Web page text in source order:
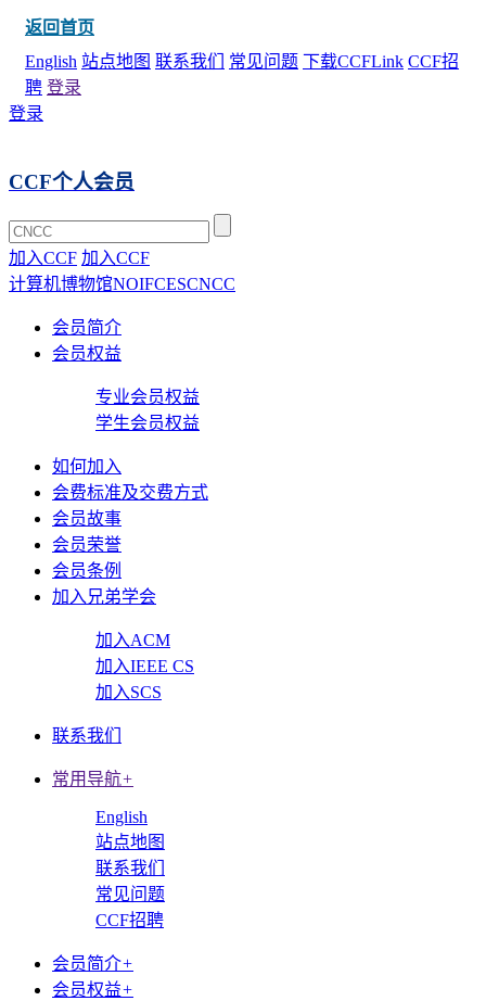
返回首页
English 站点地图 联系我们 常见问题 下载CCFLink CCF招
聘 登录
登录
CCF个人会员
加入CCF 加入CCF
计算机博物馆NOIFCESCNCC
会员简介
会员权益
专业会员权益
学生会员权益
如何加入
会费标准及交费方式
会员故事
会员荣誉
会员条例
加入兄弟学会
加入ACM
加入IEEE CS
加入SCS
联系我们
常用导航+
English
站点地图
联系我们
常见问题
CCF招聘
会员简介+
会员权益+